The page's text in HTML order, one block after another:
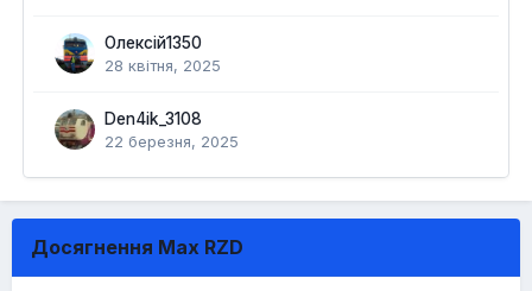
Олексій1350
28 квітня, 2025
Den4ik_3108
22 березня, 2025
Досягнення Max RZD